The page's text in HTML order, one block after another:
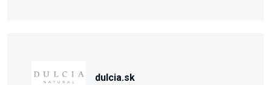
dulcia.sk